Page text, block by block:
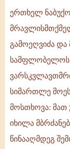
ერთხელ
გამოეღვიძა და
სამფლობელოს
სიმართლე
მოსთხოვა: მათ
იხილა
წინააღმდეგ